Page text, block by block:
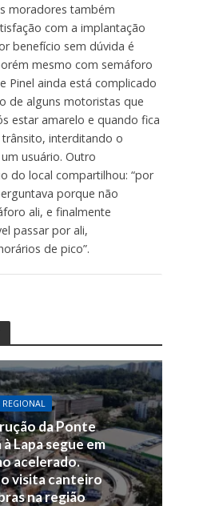
moradores também
com a implantação
benefício sem dúvida é
mesmo com semáforo
Pinel ainda está complicado
de alguns motoristas que
estar amarelo e quando fica
interditando o
usuário. Outro
do local compartilhou: “por
porque não
ali, e finalmente
passar por ali,
de pico”.
REGIONAL
da Ponte
Lapa segue em
acelerado.
visita canteiro
na região